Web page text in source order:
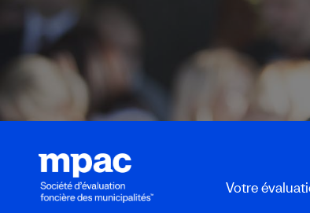
Votre